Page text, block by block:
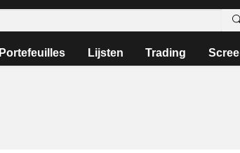
Portefeuilles Lijsten Trading